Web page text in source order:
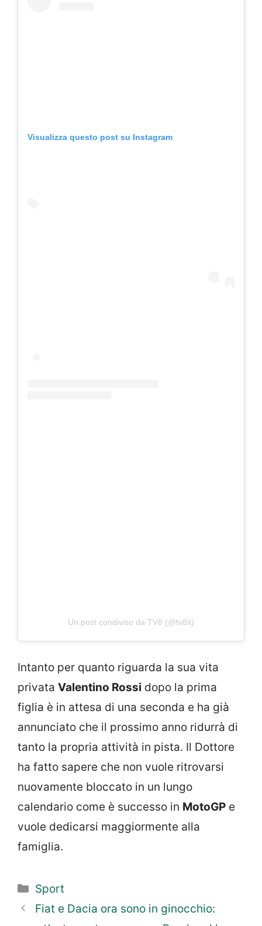
Visualizza questo post su Instagram
Un post condiviso da TV8 (@tv8it)
Intanto per quanto riguarda la sua vita
privata Valentino Rossi dopo la prima
figlia è in attesa di una seconda e ha già
annunciato che il prossimo anno ridurrà di
tanto la propria attività in pista. Il Dottore
ha fatto sapere che non vuole ritrovarsi
nuovamente bloccato in un lungo
calendario come è successo in MotoGP e
vuole dedicarsi maggiormente alla
famiglia.
Categorie
Sport
Fiat e Dacia ora sono in ginocchio: